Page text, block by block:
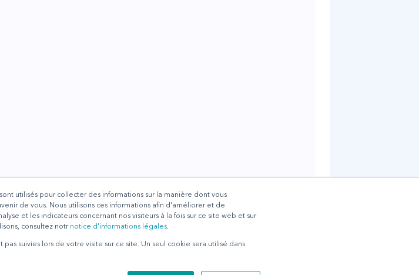
utilisés pour collecter des informations sur la manière dont vous
de vous. Nous utilisons ces informations afin d'améliorer et de
et les indicateurs concernant nos visiteurs à la fois sur ce site web et sur
consultez notr notice d'informations légales.
suivies lors de votre visite sur ce site. Un seul cookie sera utilisé dans